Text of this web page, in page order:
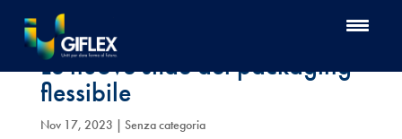
Le nuove sfide del packaging
flessibile
Nov 17, 2023 | Senza categoria